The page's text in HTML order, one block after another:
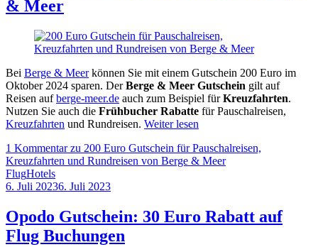
& Meer
Bei Berge & Meerkönnen Sie mit einem Gutschein 200 Euro im
Oktober 2024 sparen. DerBerge & Meer Gutschein gilt auf
Reisen aufberge-meer.de auch zum Beispiel fürKreuzfahrten.
Nutzen Sie auch die Frühbucher Rabatte für Pauschalreisen,
Kreuzfahrten und Rundreisen. Weiter lesen
1 Kommentarzu 200 Euro Gutschein für Pauschalreisen,
Kreuzfahrten und Rundreisen von Berge & Meer
FlugHotels
6. Juli 20236. Juli 2023
Allan
Opodo Gutschein: 30 Euro Rabatt auf
Flug Buchungen